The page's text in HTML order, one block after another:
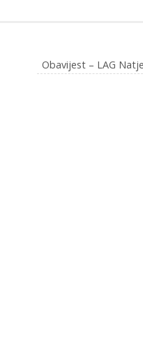
Obavijest – LAG